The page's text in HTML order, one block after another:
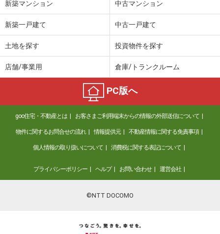
新築マンション 中古マンション
新築一戸建て 中古一戸建て
土地を探す 投資物件を探す
店舗/事業用 倉庫/トランクルーム
PC版へ
goo住宅・不動産とは お客さまご利用端末からの情報の外部送信について
物件に関するお問合せの流れ 情報提供元 不動産情報に関する免責事項
個人情報の取り扱いについて 消費税に関する表記について
プライバシーポリシー ヘルプ お問い合わせ 運営会社
©NTT DOCOMO